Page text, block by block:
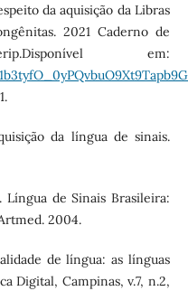
da aquisição da Libras
2021 Caderno de
em:
da língua de sinais.
Língua de Sinais Brasileira:
2004.
de língua: as línguas
Digital, Campinas, v.7, n.2,